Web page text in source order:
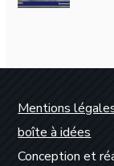
Mentions
boîte à idées
Conception et